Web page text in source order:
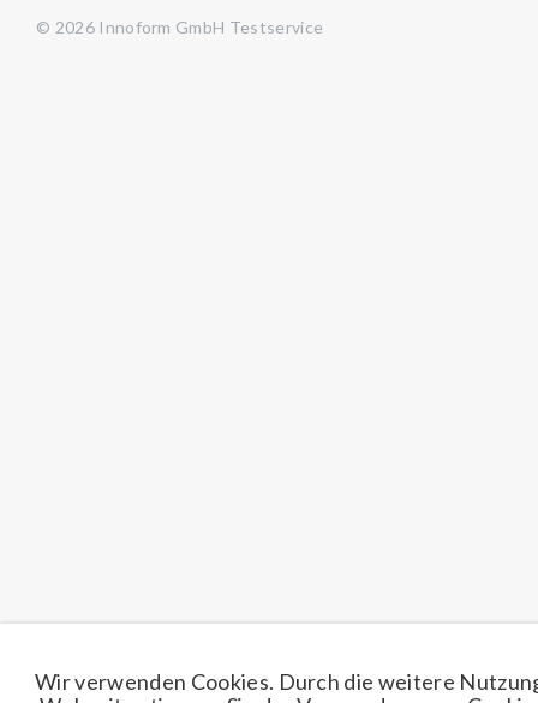
© 2026 Innoform GmbH Testservice
Wir verwenden Cookies. Durch die weitere